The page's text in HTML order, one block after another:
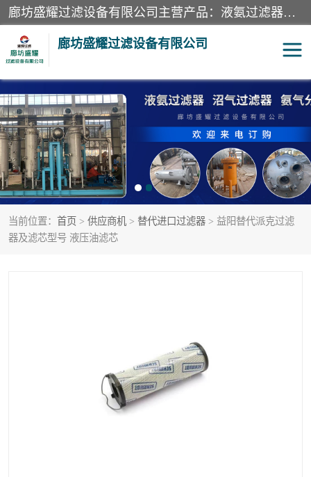
廊坊盛耀过滤设备有限公司主营产品：液氨过滤器、沼气过滤器、氨气分离器、二氧化碳过滤器、过滤器、液氨氨气过滤器、天然气过滤器、管道过滤器、*过滤器、液氨除油除水过滤器、氨气除油除水过滤器、焦炉煤气除焦油过滤器等。
廊坊盛耀过滤设备有限公司
当前位置： 首页 > 供应商机 > 替代进口过滤器 > 益阳替代派克过滤
器及滤芯型号 液压油滤芯
二氧化碳过滤器 过滤器
液氨氨气过滤器 沼气过滤器
天然气过滤器 管道过滤器
甲醇过滤器 液氨除油除水过滤器
耐腐蚀除雾器滤芯